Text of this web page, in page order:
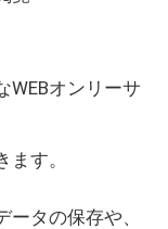
WEBオンリーサ
す。
タの保存や、